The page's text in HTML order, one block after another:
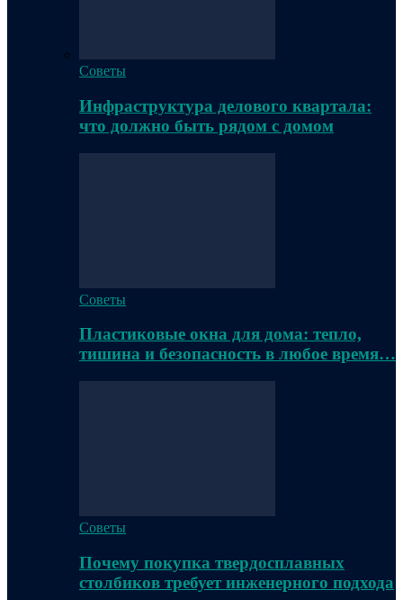
Советы
Инфраструктура делового квартала:
что должно быть рядом с домом
Советы
Пластиковые окна для дома: тепло,
тишина и безопасность в любое время…
Советы
Почему покупка твердосплавных
столбиков требует инженерного подхода